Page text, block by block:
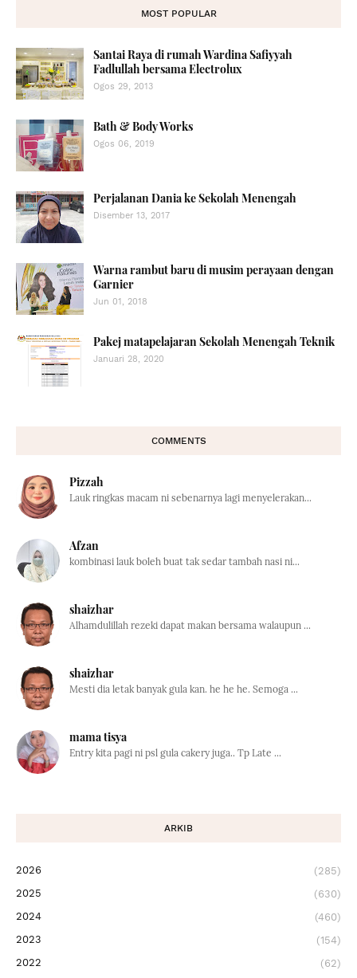
MOST POPULAR
Santai Raya di rumah Wardina Safiyyah
Fadlullah bersama Electrolux
Ogos 29, 2013
Bath & Body Works
Ogos 06, 2019
Perjalanan Dania ke Sekolah Menengah
Disember 13, 2017
Warna rambut baru di musim perayaan dengan
Garnier
Jun 01, 2018
Pakej matapelajaran Sekolah Menengah Teknik
Januari 28, 2020
COMMENTS
Pizzah
Lauk ringkas macam ni sebenarnya lagi menyelerakan...
Afzan
kombinasi lauk boleh buat tak sedar tambah nasi ni...
shaizhar
Alhamdulillah rezeki dapat makan bersama walaupun ...
shaizhar
Mesti dia letak banyak gula kan. he he he. Semoga ...
mama tisya
Entry kita pagi ni psl gula cakery juga.. Tp Late ...
ARKIB
2026
(285)
2025
(630)
2024
(460)
2023
(154)
2022
(62)